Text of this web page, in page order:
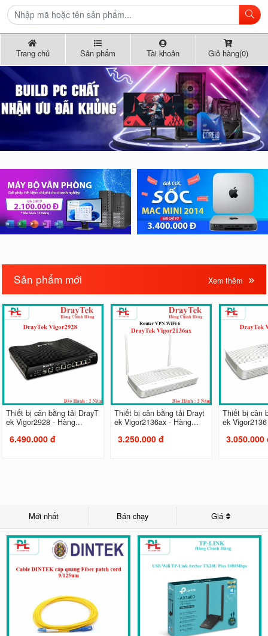
Trang chủ Sản phẩm Tài khoản Giỏ hàng(0)
Sản phẩm mới Xem thêm
Thiết bị cân bằng tải DrayT
ek Vigor2928 - Hàng...
6.490.000 đ
Thiết bị cân bằng tải Drayt
ek Vigor2136ax - Hàng...
3.250.000 đ
Thiết bị cân
ek
3.050.000
Mới nhất Bán chạy Giá